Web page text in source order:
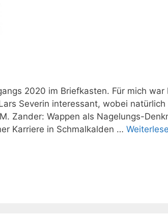
2020 im Briefkasten. Für mich
Severin interessant, wobei natürlich
Zander: Wappen als Nagelungs-
Karriere in Schmalkalden …